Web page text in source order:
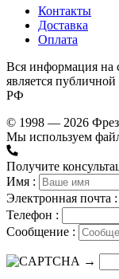
Контакты
Доставка
Оплата
Вся информация на
является
РФ
© 1998 — 2026
Мы используем
Получите
Имя :
Электронная почта :
Телефон :
Сообщение :
→